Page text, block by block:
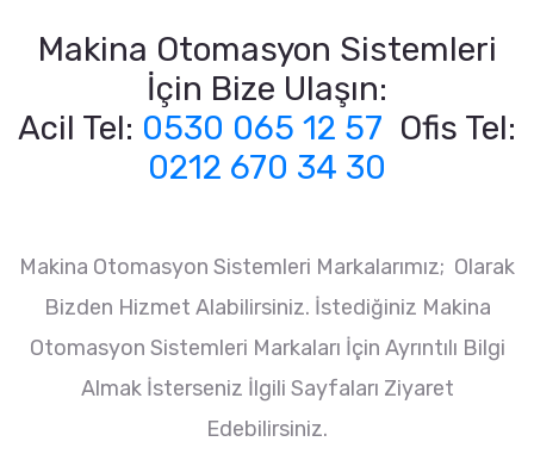
Makina Otomasyon Sistemleri
İçin Bize Ulaşın:
Acil Tel: 0530 065 12 57 Ofis Tel:
0212 670 34 30
Makina Otomasyon Sistemleri Markalarımız; Olarak
Bizden Hizmet Alabilirsiniz. İstediğiniz Makina
Otomasyon Sistemleri Markaları İçin Ayrıntılı Bilgi
Almak İsterseniz İlgili Sayfaları Ziyaret
Edebilirsiniz.